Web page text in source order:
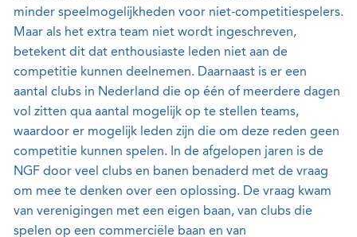
minder speelmogelijkheden voor niet-competitiespelers.
Maar als het extra team niet wordt ingeschreven,
betekent dit dat enthousiaste leden niet aan de
competitie kunnen deelnemen. Daarnaast is er een
aantal clubs in Nederland die op één of meerdere dagen
vol zitten qua aantal mogelijk op te stellen teams,
waardoor er mogelijk leden zijn die om deze reden geen
competitie kunnen spelen. In de afgelopen jaren is de
NGF door veel clubs en banen benaderd met de vraag
om mee te denken over een oplossing. De vraag kwam
van verenigingen met een eigen baan, van clubs die
spelen op een commerciële baan en van